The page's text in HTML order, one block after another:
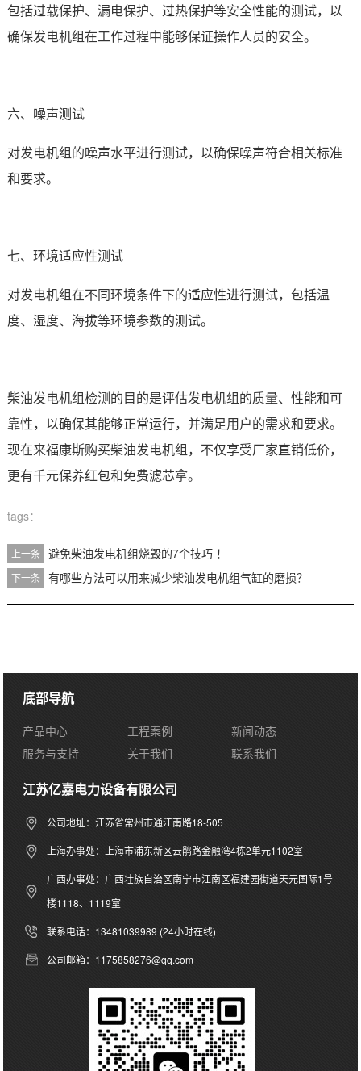
包括过载保护、漏电保护、过热保护等安全性能的测试，以
确保发电机组在工作过程中能够保证操作人员的安全。
六、噪声测试
对发电机组的噪声水平进行测试，以确保噪声符合相关标准
和要求。
七、环境适应性测试
对发电机组在不同环境条件下的适应性进行测试，包括温
度、湿度、海拔等环境参数的测试。
柴油发电机组检测的目的是评估发电机组的质量、性能和可
靠性，以确保其能够正常运行，并满足用户的需求和要求。
现在来福康斯购买柴油发电机组，不仅享受厂家直销低价，
更有千元保养红包和免费滤芯拿。
tags：
上一条 避免柴油发电机组烧毁的7个技巧 ！
下一条 有哪些方法可以用来减少柴油发电机组气缸的磨损？
底部导航
产品中心 工程案例
新闻动态
服务与支持
关于我们 联系我们
江苏亿嘉电力设备有限公司
公司地址：江苏省常州市通江南路18-505
上海办事处：上海市浦东新区云鹃路金融湾4栋2单元1102室
广西办事处：广西壮族自治区南宁市江南区福建园街道天元国际1号
楼1118、1119室
联系电话：13481039989 (24小时在线)
公司邮箱：1175858276@qq.com